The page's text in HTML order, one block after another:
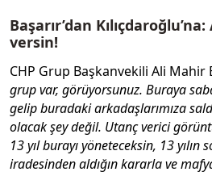
Başarır’dan
versin!
CHP Grup Başkanvekili Ali Mahir
grup var, görüyorsunuz. Buraya
gelip buradaki arkadaşlarımıza
olacak şey değil. Utanç verici
13 yıl burayı yöneteceksin, 13 yılın
iradesinden aldığın kararla ve